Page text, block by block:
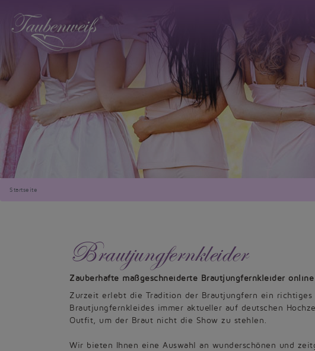
Startseite
Brautjungfernkleider
Zauberhafte maßgeschneiderte Brautjungfernkleider
Zurzeit erlebt die Tradition der Brautjungfern ein
Brautjungfernkleides immer aktueller auf deutschen
Outfit, um der Braut nicht die Show zu stehlen.
Wir bieten Ihnen eine Auswahl an wunderschönen und